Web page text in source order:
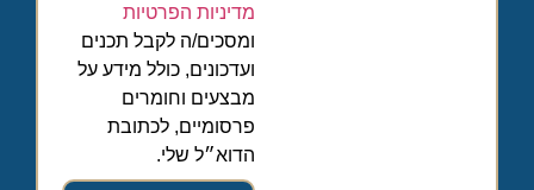
מדיניות הפרטיות
ומסכים/ה לקבל תכנים
ועדכונים, כולל מידע על
מבצעים וחומרים
פרסומיים, לכתובת
הדוא״ל שלי.